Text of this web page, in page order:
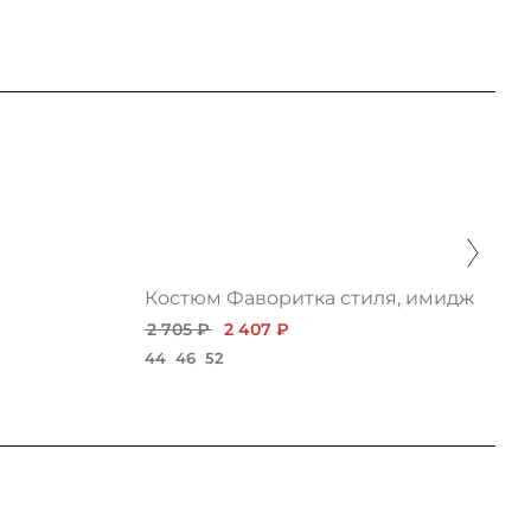
Костюм Фаворитка стиля, имидж
2 705 ₽ 2 407 ₽
44 46 52